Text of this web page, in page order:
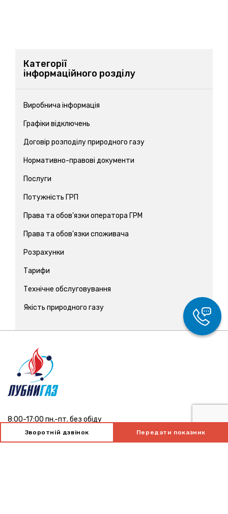
Зворотній дзвінок Передати показник
Категорії
інформаційного розділу
Виробнича інформація
Графіки відключень
Договір розподілу природного газу
Нормативно-правові документи
Послуги
Потужність ГРП
Права та обов'язки оператора ГРМ
Права та обов'язки споживача
Розрахунки
Тарифи
Технічне обслуговування
Якість природного газу
8:00-17:00 пн.-пт. без обіду
тел. 0800-502-484